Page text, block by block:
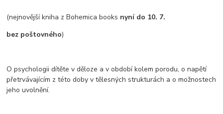
(nejnovější kniha z Bohemica books nyní do 10. 7.
bez poštovného)
O psychologii dítěte v děloze a v období kolem porodu, o napětí
přetrvávajícím z této doby v tělesných strukturách a o možnostech
jeho uvolnění.